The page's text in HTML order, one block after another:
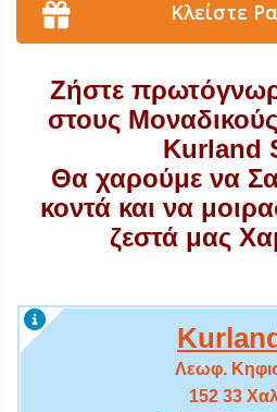
Κλείστε
Ζήστε
στους
Kurland
Θα χαρούμε να
κοντά και να
ζεστά μας
Λεωφ.
152 33